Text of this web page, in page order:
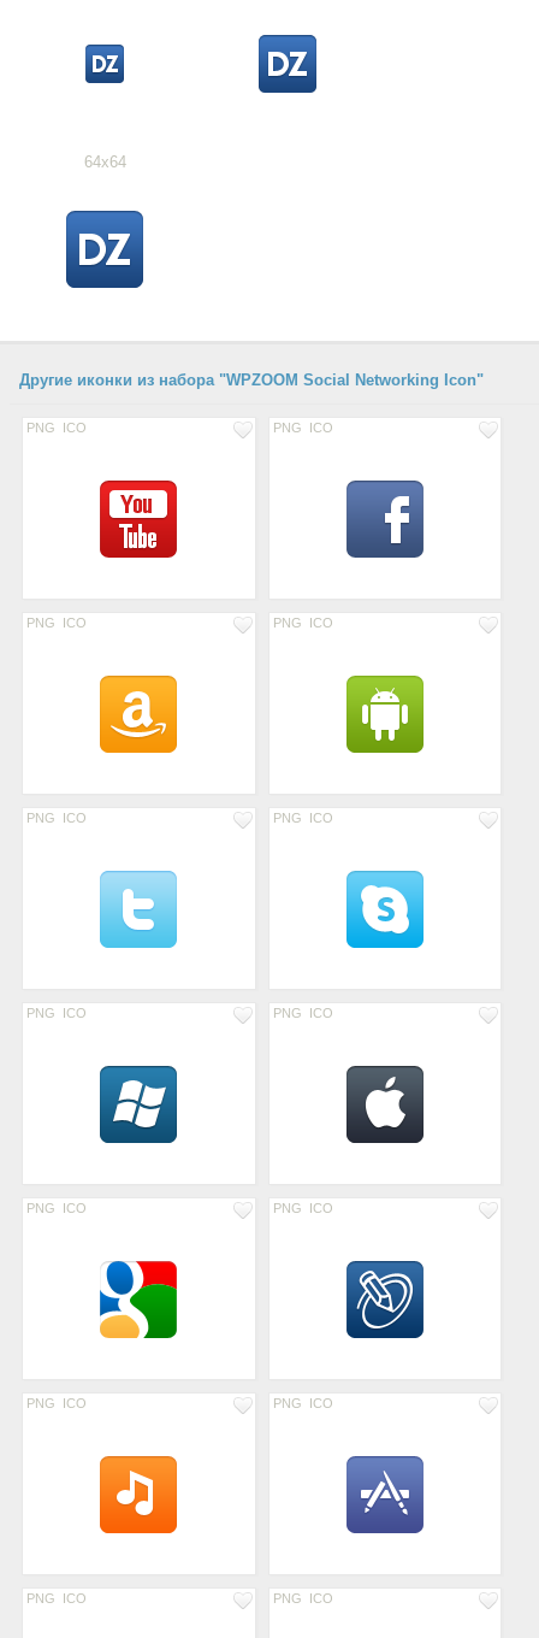
64x64
Другие иконки из набора "WPZOOM Social Networking Icon"
PNG ICO PNG ICO
PNG ICO PNG ICO
PNG ICO PNG ICO
PNG ICO PNG ICO
PNG ICO PNG ICO
PNG ICO PNG ICO
PNG ICO PNG ICO